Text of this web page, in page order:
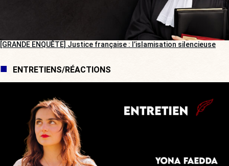
[GRANDE ENQUÊTE] Justice française : l’islamisation silencieuse
ENTRETIENS/RÉACTIONS